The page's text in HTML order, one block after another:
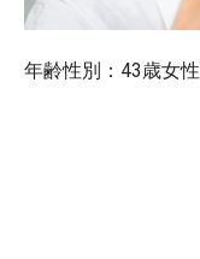
年齢性別：43歳女性